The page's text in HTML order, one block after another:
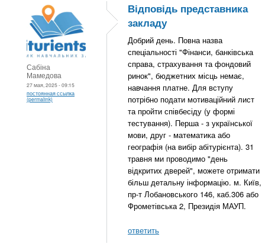
Сабіна
Мамедова
27 мая, 2025 - 09:15
постоянная ссылка
(permalink)
Відповідь представника
закладу
Добрий день. Повна назва
спеціальності "Фінанси, банківська
справа, страхування та фондовий
ринок", бюджетних місць немає,
навчання платне. Для вступу
потрібно подати мотиваційний лист
та пройти співбесіду (у формі
тестування). Перша - з української
мови, друг - математика або
географія (на вибір абітурієнта). 31
травня ми проводимо "день
відкритих дверей", можете отримати
більш детальну інформацію. м. Київ,
пр-т Лобановського 146, каб.306 або
Фрометівська 2, Президія МАУП.
ответить